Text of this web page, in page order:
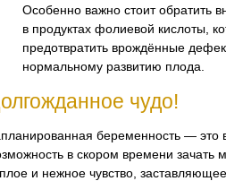
Особенно важно стоит обратить
в продуктах фолиевой кислоты,
предотвратить врождённые
нормальному развитию плода.
чудо!
беременность — это
в скором времени
и нежное чувство,